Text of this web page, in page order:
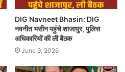
DIG Navneet Bhasin: DIG
नवनीत भसीन पहुंचे शाजापुर, पुलिस
अधिकारियों की ली बैठक
June 9, 2026